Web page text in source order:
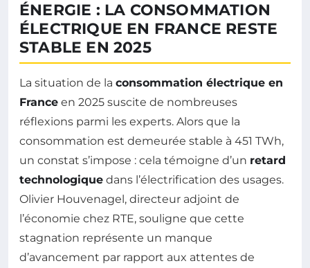
ÉNERGIE : LA CONSOMMATION
ÉLECTRIQUE EN FRANCE RESTE
STABLE EN 2025
La situation de la consommation électrique en
France en 2025 suscite de nombreuses
réflexions parmi les experts. Alors que la
consommation est demeurée stable à 451 TWh,
un constat s’impose : cela témoigne d’un retard
technologique dans l’électrification des usages.
Olivier Houvenagel, directeur adjoint de
l’économie chez RTE, souligne que cette
stagnation représente un manque
d’avancement par rapport aux attentes de